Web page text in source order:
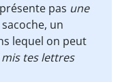
pas une
un
lequel on peut
mis tes lettres